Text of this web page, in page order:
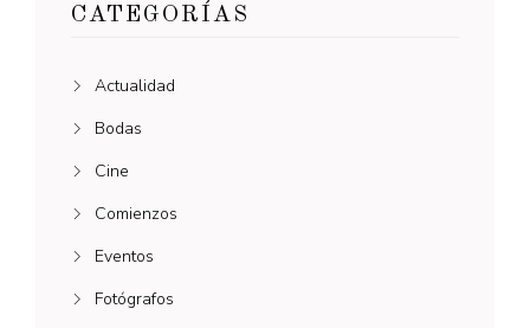
CATEGORÍAS
Actualidad
Bodas
Cine
Comienzos
Eventos
Fotógrafos